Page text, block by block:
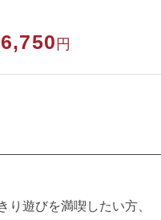
6,750 円
り遊びを満喫したい方、